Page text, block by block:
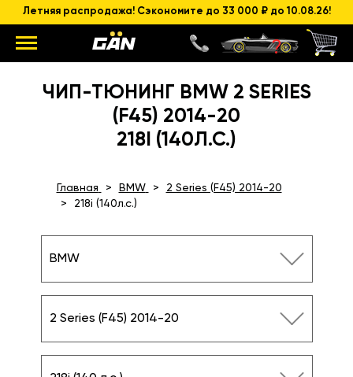
Летняя распродажа! Сэкономите до 33 000 ₽ до 10.08.26!
ЧИП-ТЮНИНГ BMW 2 SERIES
(F45) 2014-20
218I (140Л.С.)
Главная BMW
2 Series (F45) 2014-20
218i (140л.с.)
BMW
2 Series (F45) 2014-20